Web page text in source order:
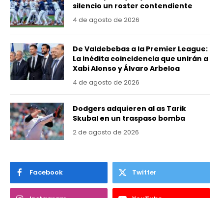
silencio un roster contendiente
4 de agosto de 2026
De Valdebebas a la Premier League:
La inédita coincidencia que unirán a
Xabi Alonso y Álvaro Arbeloa
4 de agosto de 2026
Dodgers adquieren al as Tarik
Skubal en un traspaso bomba
2 de agosto de 2026
Facebook Twitter